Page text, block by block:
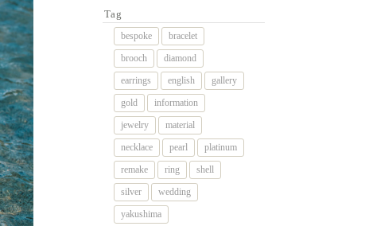
Tag
bespoke
bracelet
brooch
diamond
earrings
english
gallery
gold
information
jewelry
material
necklace
pearl
platinum
remake
ring
shell
silver
wedding
yakushima